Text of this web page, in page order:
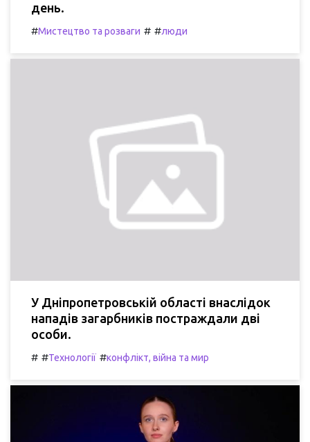
день.
#Мистецтво та розваги # #люди
У Дніпропетровській області внаслідок
нападів загарбників постраждали дві
особи.
# #Технології #конфлікт, війна та мир